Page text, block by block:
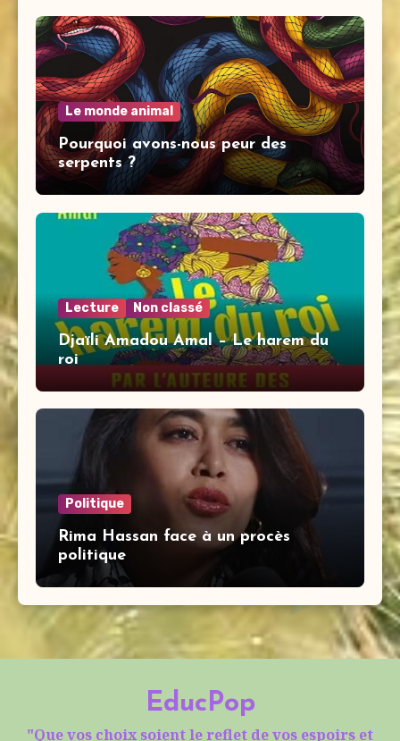
Le monde animal
Pourquoi avons-nous peur des
serpents ?
Lecture Non classé
Djaïli Amadou Amal – Le harem du
roi
Politique
Rima Hassan face à un procès
politique
EducPop
"Que vos choix soient le reflet de vos espoirs et